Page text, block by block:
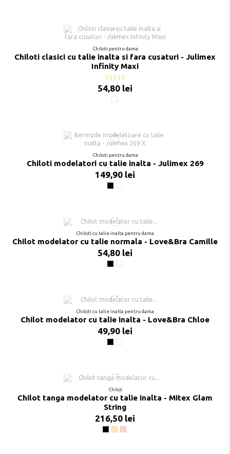
Chiloti pentru dama
Chiloti clasici cu talie inalta si fara cusaturi - Julimex
Infinity Maxi
54,80 lei
Nude
Chiloti pentru dama
Chiloti modelatori cu talie inalta - Julimex 269
149,90 lei
NegruNude
Chiloti cu talie inalta pentru dama
Chilot modelator cu talie normala - Love&Bra Camille
54,80 lei
NegruNude
Chiloti cu talie inalta pentru dama
Chilot modelator cu talie inalta - Love&Bra Chloe
49,90 lei
NegruNude
Chilot
Chilot tanga modelator cu talie inalta - Mitex Glam
String
216,50 lei
Negru
BejPudra